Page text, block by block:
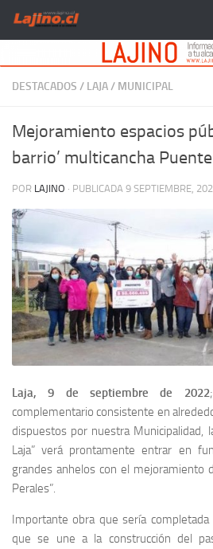
Saltar al contenido
DESTACADOS / LAJA/ MUNICIPAL
Mejoramiento espacios
barrio’ multicancha
POR LAJINO · PUBLICADA 9 SEPTIEMBRE,
Laja, 9 de septiembre de 2022
complementario consistente en
dispuestos por nuestra Municipalidad,
Laja” verá prontamente entrar en
grandes anhelos con el mejoramiento
Perales”.
Importante obra que sería
que se une a la construcción del